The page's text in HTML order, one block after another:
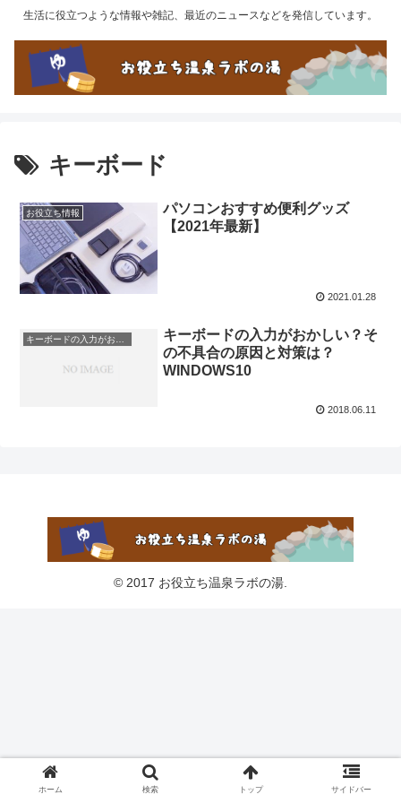
生活に役立つような情報や雑記、最近のニュースなどを発信しています。
キーボード
お役立ち情報
パソコンおすすめ便利グッズ
【2021年最新】
2021.01.28
キーボードの入力がおかしい？その不具合の原因と対策は？ WINDOWS10
キーボードの入力がおかしい？そ
の不具合の原因と対策は？
WINDOWS10
2018.06.11
© 2017 お役立ち温泉ラボの湯.
ホーム 検索 トップ サイドバー